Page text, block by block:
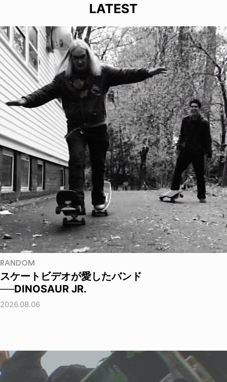
LATEST
RANDOM
スケートビデオが愛したバンド
──DINOSAUR JR.
2026.08.06